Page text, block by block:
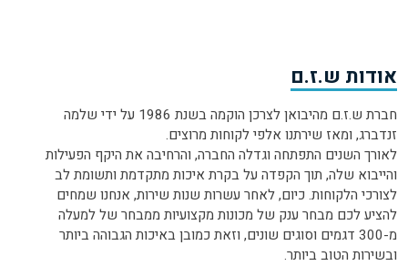
אודות ש.ז.ם
חברת ש.ז.ם מהיבואן לצרכן הוקמה בשנת 1986 על ידי שלמה
זנדברג, ומאז שירתנו אלפי לקוחות מרוצים.
לאורך השנים התפתחה וגדלה החברה, והרחיבה את היקף הפעילות
והייבוא שלה, תוך הקפדה על בקרת איכות מתקדמת ותשומת לב
לצורכי הלקוחות. כיום, לאחר עשרות שנות שירות, אנחנו שמחים
להציע לכם מבחר ענק של מכונות מקצועיות ממבחר של למעלה
מ-300 דגמים וסוגים שונים, וזאת כמובן באיכות הגבוהה ביותר
ובשירות הטוב ביותר.